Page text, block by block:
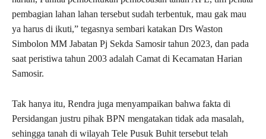
pembagian lahan lahan tersebut sudah terbentuk, mau gak mau
ya harus di ikuti,” tegasnya sembari katakan Drs Waston
Simbolon MM Jabatan Pj Sekda Samosir tahun 2023, dan pada
saat peristiwa tahun 2003 adalah Camat di Kecamatan Harian
Samosir.
Tak hanya itu, Rendra juga menyampaikan bahwa fakta di
Persidangan justru pihak BPN mengatakan tidak ada masalah,
sehingga tanah di wilayah Tele Pusuk Buhit tersebut telah